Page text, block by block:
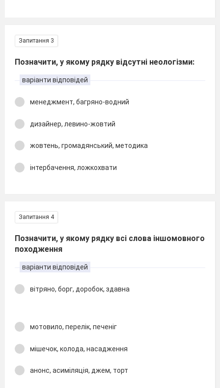
Запитання 3
Позначити, у якому рядку відсутні неологізми:
варіанти відповідей
менеджмент, багряно-водний
дизайнер, левино-жовтий
жовтень, громадянський, методика
інтербачення, ложкохвати
Запитання 4
Позначити, у якому рядку всі слова іншомовного
походження
варіанти відповідей
вітряно, борг, доробок, здавна
мотовило, перелік, печеніг
мішечок, колода, насадження
анонс, асиміляція, джем, торт